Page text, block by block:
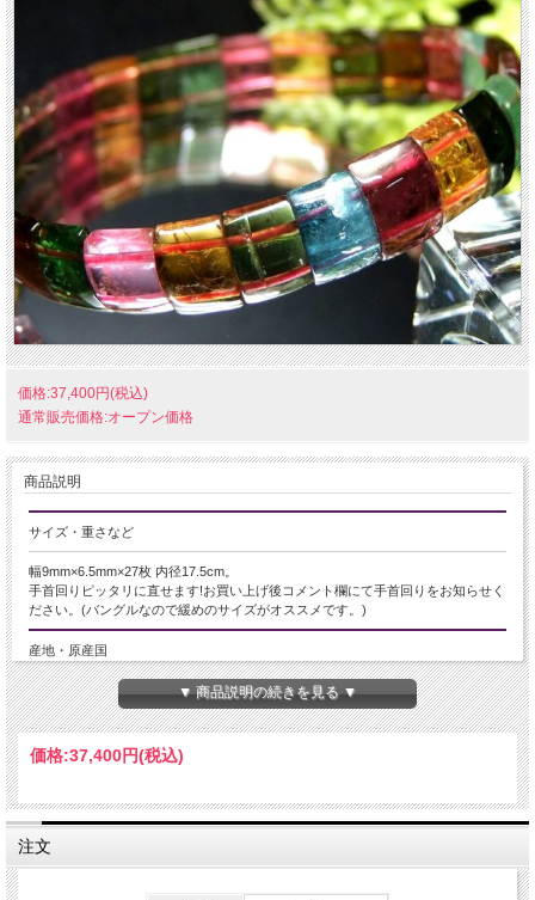
価格:37,400円(税込)
通常販売価格:オープン価格
商品説明
サイズ・重さなど
幅9mm×6.5mm×27枚 内径17.5cm。
手首回りピッタリに直せます!お買い上げ後コメント欄にて手首回りをお知らせく
ださい。(バングルなので緩めのサイズがオススメです。)
産地・原産国
ブラジル産
グレードなど
名称など
マルチカラートルマリン
▼ 商品説明の続きを見る ▼
価格:37,400円(税込)
注文